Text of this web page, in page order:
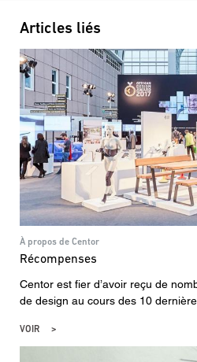
Articles liés
À propos de Centor
Récompenses
Centor est fier d’avoir reçu de
de design au cours des 10
VOIR